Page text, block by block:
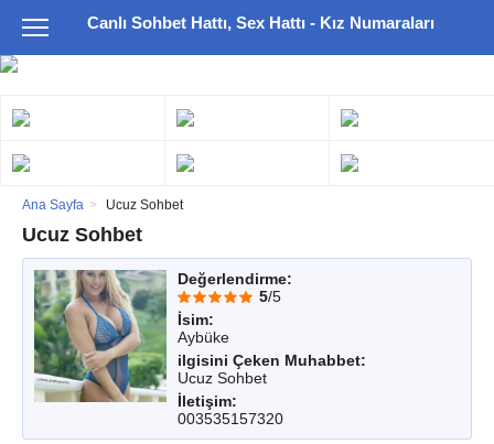
Canlı Sohbet Hattı, Sex Hattı - Kız Numaraları
Ana Sayfa Ucuz Sohbet
Ucuz Sohbet
Değerlendirme:
5/5
İsim:
Aybüke
ilgisini Çeken Muhabbet:
Ucuz Sohbet
İletişim:
003535157320